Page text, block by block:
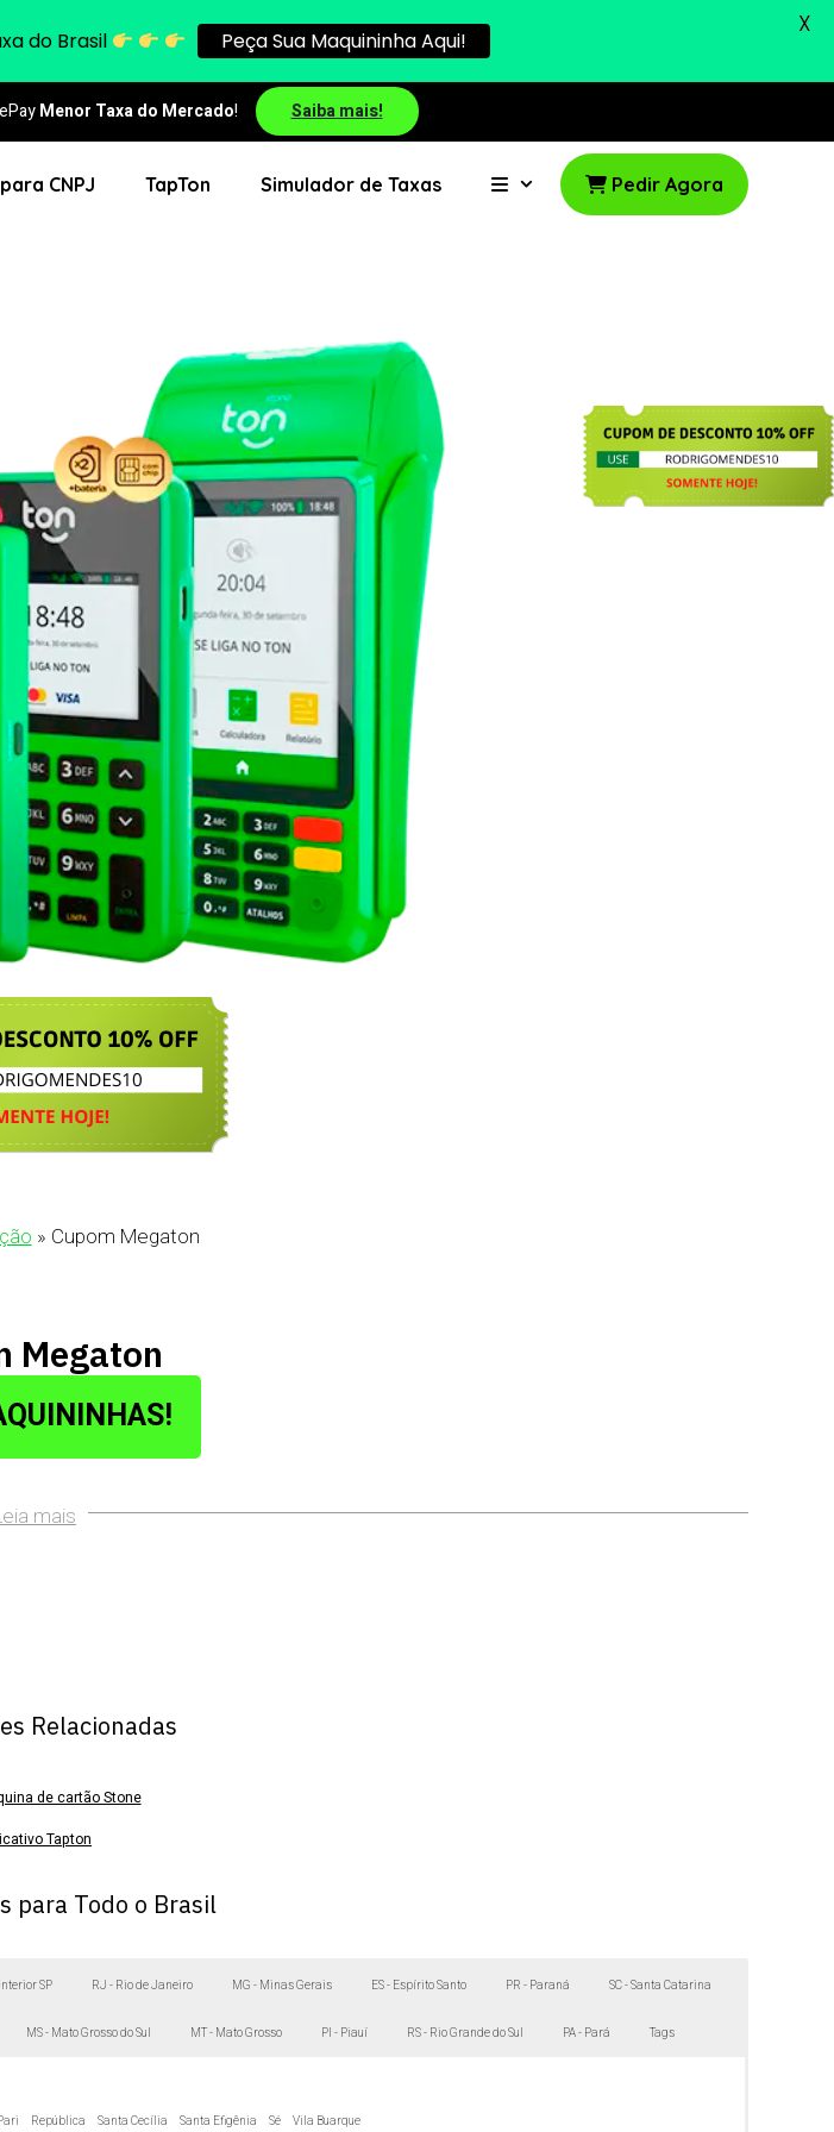
Menor Taxa do Mercado! Saiba mais!
CNPJ TapTon Simulador de Taxas Pedir Agora
» Cupom Megaton
Megaton
mais
Relacionadas
de cartão Stone
Tapton
app tapton
para Todo o Brasil
Interior SP RJ - Rio de Janeiro MG - Minas Gerais ES - Espírito Santo PR - Paraná SC - Santa Catarina
MS - Mato Grosso do Sul MT - Mato Grosso PI - Piauí RS - Rio Grande do Sul PA - Pará Tags
República Santa Cecília Santa Efigênia Sé Vila Buarque
do Brasil Peça Sua Maquininha Aqui!
X